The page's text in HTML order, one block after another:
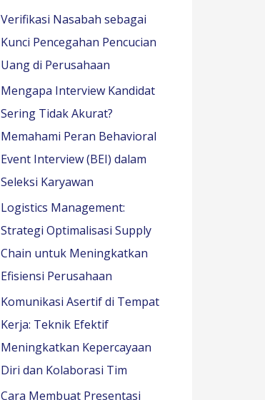
Verifikasi Nasabah sebagai
Kunci Pencegahan Pencucian
Uang di Perusahaan
Mengapa Interview Kandidat
Sering Tidak Akurat?
Memahami Peran Behavioral
Event Interview (BEI) dalam
Seleksi Karyawan
Logistics Management:
Strategi Optimalisasi Supply
Chain untuk Meningkatkan
Efisiensi Perusahaan
Komunikasi Asertif di Tempat
Kerja: Teknik Efektif
Meningkatkan Kepercayaan
Diri dan Kolaborasi Tim
Cara Membuat Presentasi